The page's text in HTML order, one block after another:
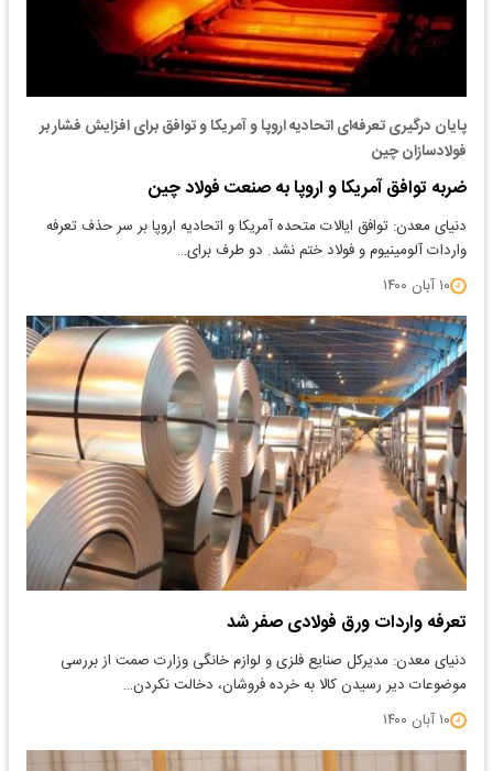
پایان درگیری تعرفه‌ای اتحادیه اروپا و آمریکا و توافق برای افزایش فشار بر
فولادسازان چین
ضربه توافق آمریکا و اروپا به صنعت فولاد چین
دنیای معدن: توافق ایالات متحده آمریکا و اتحادیه اروپا بر سر حذف تعرفه
واردات آلومینیوم و فولاد ختم نشد. دو طرف برای…
۱۰ آبان ۱۴۰۰
تعرفه واردات ورق فولادی صفر شد
دنیای معدن: مدیرکل صنایع فلزی و لوازم خانگی وزارت صمت از بررسی
موضوعات دیر رسیدن کالا به خرده فروشان، دخالت نکردن…
۱۰ آبان ۱۴۰۰